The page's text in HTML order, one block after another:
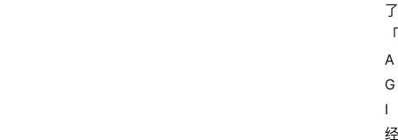
了
「
A
G
I
经